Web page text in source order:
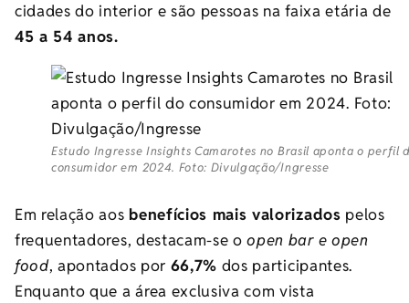
cidades do interior e são pessoas na faixa etária de
45 a 54 anos.
Estudo Ingresse Insights Camarotes no Brasil aponta o perfil
consumidor em 2024. Foto: Divulgação/Ingresse
Em relação aos benefícios mais valorizados pelos
frequentadores, destacam-se o open bar e open
food, apontados por 66,7% dos participantes.
Enquanto que a área exclusiva com vista